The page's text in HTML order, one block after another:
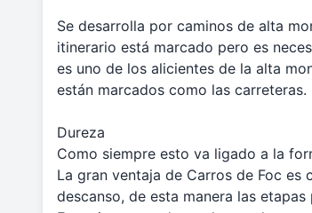
Se desarrolla por caminos de alta
itinerario está marcado pero es
es uno de los alicientes de la alta
están marcados como las carreteras.
Dureza
Como siempre esto va ligado a la
La gran ventaja de Carros de Foc
descanso, de esta manera las